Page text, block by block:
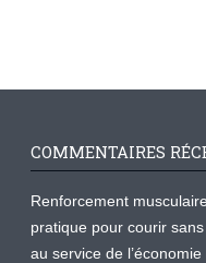
COMMENTAIRES
Renforcement
pratique pour courir
au service de